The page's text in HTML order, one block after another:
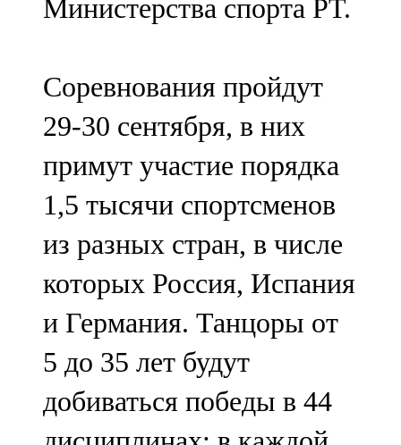
100,0 FM
104,7 FM
Олы Әтнә
71,42 FM
Сарман
107,8 FM
Теләче
106,1 FM
Түбән Кама
102,6 FM
Министерства спорта РТ.
Соревнования пройдут
29-30 сентября, в них
примут участие порядка
1,5 тысячи спортсменов
из разных стран, в числе
которых Россия, Испания
и Германия. Танцоры от
5 до 35 лет будут
добиваться победы в 44